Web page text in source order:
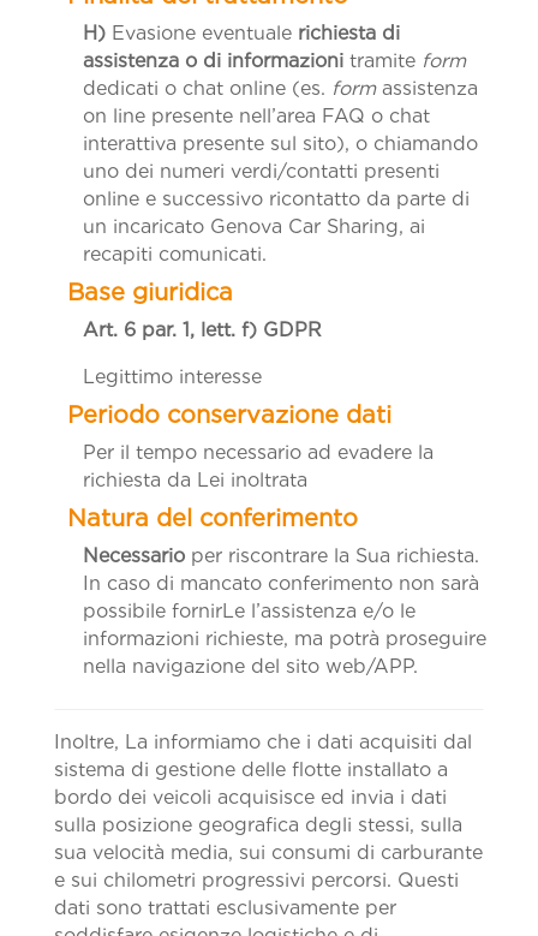
H) Evasione eventuale richiesta di
assistenza o di informazionitramite form
dedicati o chat online (es. formassistenza
on line presente nell’area FAQ o chat
interattiva presente sul sito), o chiamando
uno dei numeri verdi/contatti presenti
online e successivo ricontatto da parte di
un incaricato Genova Car Sharing, ai
recapiti comunicati.
Art. 6 par. 1, lett. f) GDPR
Legittimo interesse
Per il tempo necessario ad evadere la
richiesta da Lei inoltrata
Necessarioper riscontrare la Sua richiesta.
In caso di mancato conferimento non sarà
possibile fornirLe l’assistenza e/o le
informazioni richieste, ma potrà proseguire
nella navigazione del sito web/APP.
Inoltre, La informiamo che i dati acquisiti dal
sistema di gestione delle flotte installato a
bordo dei veicoli acquisisce ed invia i dati
sulla posizione geografica degli stessi, sulla
sua velocità media, sui consumi di carburante
e sui chilometri progressivi percorsi. Questi
dati sono trattati esclusivamente per